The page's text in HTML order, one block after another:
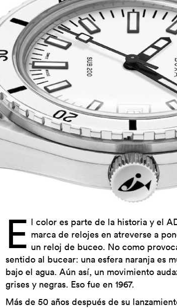
E l color es parte de la historia y el
marca de relojes en atreverse a
un reloj de buceo. No como
sentido al bucear: una esfera naranja es
bajo el agua. Aún así, un movimiento
grises y negras. Eso fue en 1967.
Más de 50 años después de su